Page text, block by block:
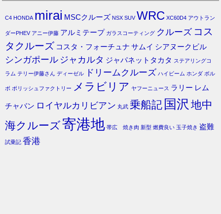
C4 HONDA mirai MSCクルーズ NSX SUV WRC XC60D4 アウトラン
ダーPHEV アニー伊藤 アルミテープ ガラスコーティング クルーズ コス
タクルーズ コスタ・フォーチュナ サムイ シアヌークビル
シンガポール ジャカルタ ジャパネットタカタ ステアリングコ
ラム テリー伊藤さん ディーゼル ドリームクルーズ ハイビーム ホンダ ボル
ボ ポリッシュファクトリー メラビリア ヤフーニュース ラリー レム
チャバン ロイヤルカリビアン 丸武 乗船記 国沢 地中
海クルーズ寄港地 帯広 焼き肉 新型 燃費良い 玉子焼き 盗難
試乗記 香港